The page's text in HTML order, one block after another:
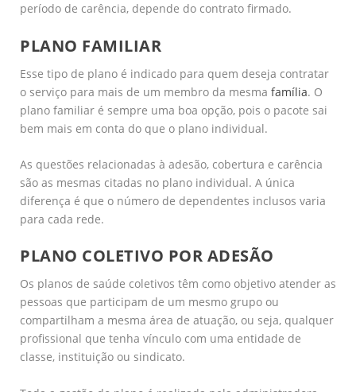
período de carência, depende do contrato firmado.
PLANO FAMILIAR
Esse tipo de plano é indicado para quem deseja contratar
o serviço para mais de um membro da mesma família. O
plano familiar é sempre uma boa opção, pois o pacote sai
bem mais em conta do que o plano individual.
As questões relacionadas à adesão, cobertura e carência
são as mesmas citadas no plano individual. A única
diferença é que o número de dependentes inclusos varia
para cada rede.
PLANO COLETIVO POR ADESÃO
Os planos de saúde coletivos têm como objetivo atender as
pessoas que participam de um mesmo grupo ou
compartilham a mesma área de atuação, ou seja, qualquer
profissional que tenha vínculo com uma entidade de
classe, instituição ou sindicato.